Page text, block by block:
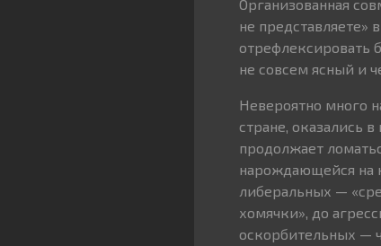
Организованная
не представляете»
отрефлексировать
не совсем ясный и
Невероятно много
стране, оказались
продолжает
нарождающейся на
либеральных —
хомячки», до
оскорбительных —